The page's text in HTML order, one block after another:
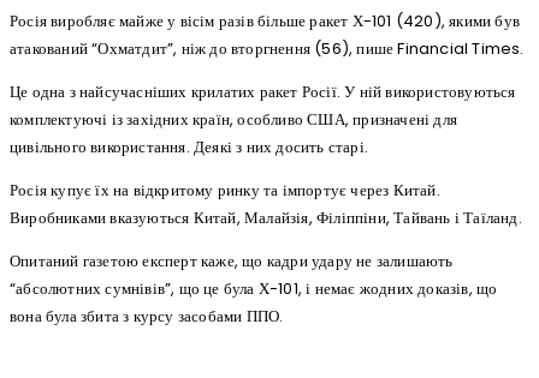
Росія виробляє майже у вісім разів більше ракет Х-101 (420), якими був
атакований “Охматдит”, ніж до вторгнення (56), пише Financial Times.
Це одна з найсучасніших крилатих ракет Росії. У ній використовуються
комплектуючі із західних країн, особливо США, призначені для
цивільного використання. Деякі з них досить старі.
Росія купує їх на відкритому ринку та імпортує через Китай.
Виробниками вказуються Китай, Малайзія, Філіппіни, Тайвань і Таїланд.
Опитаний газетою експерт каже, що кадри удару не залишають
“абсолютних сумнівів”, що це була Х-101, і немає жодних доказів, що
вона була збита з курсу засобами ППО.